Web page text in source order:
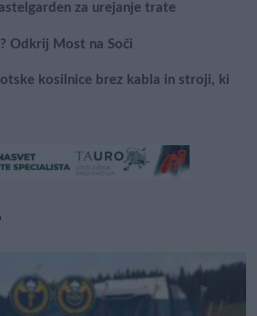
za urejanje trate
Odkrij Most na Soči
kosilnice brez kabla in stroji, ki